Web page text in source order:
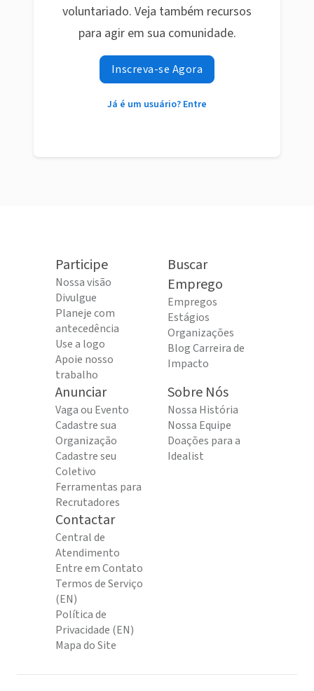
voluntariado. Veja também recursos
para agir em sua comunidade.
Inscreva-se Agora
Já é um usuário? Entre
Participe
Nossa visão
Divulgue
Planeje com
antecedência
Use a logo
Apoie nosso
trabalho
Buscar
Emprego
Empregos
Estágios
Organizações
Blog Carreira de
Impacto
Anunciar
Vaga ou Evento
Cadastre sua
Organização
Cadastre seu
Coletivo
Ferramentas para
Recrutadores
Sobre Nós
Nossa História
Nossa Equipe
Doações para a
Idealist
Contactar
Central de
Atendimento
Entre em Contato
Termos de Serviço
(EN)
Política de
Privacidade (EN)
Mapa do Site